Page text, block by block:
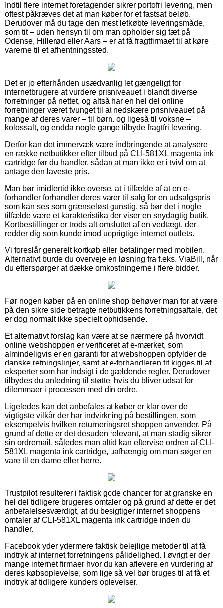
Indtil flere internet foretagender sikrer portofri levering, men
oftest påkræves det at man køber for et fastsat beløb.
Derudover må du tage den mest letkøbte leveringsmåde,
som tit – uden hensyn til om man opholder sig tæt på
Odense, Hillerød eller Aars – er at få fragtfirmaet til at køre
varerne til et afhentningssted.
Det er jo efterhånden usædvanlig let gængeligt for
internetbrugere at vurdere prisniveauet i blandt diverse
forretninger på nettet, og altså har en hel del online
forretninger været tvunget til at nedskære prisniveauet på
mange af deres varer – til børn, og ligeså til voksne –
kolossalt, og endda nogle gange tilbyde fragtfri levering.
Derfor kan det immervæk være indbringende at analysere
en række netbutikker efter tilbud på CLI-581XL magenta ink
cartridge før du handler, sådan at man ikke er i tvivl om at
antage den laveste pris.
Man bør imidlertid ikke overse, at i tilfælde af at en e-
forhandler forhandler deres varer til salg for en udsalgspris
som kan ses som grænseløst gunstig, så bør det i nogle
tilfælde være et karakteristika der viser en snydagtig butik.
Kortbestillinger er trods alt omsluttet af en vedtægt, der
redder dig som kunde imod uoprigtige internet outlets.
Vi foreslår generelt kortkøb eller betalinger med mobilen.
Alternativt burde du overveje en løsning fra f.eks. ViaBill, når
du efterspørger at dække omkostningerne i flere bidder.
Før nogen køber på en online shop behøver man for at være
på den sikre side betragte netbutikkens forretningsaftale, det
er dog normalt ikke specielt ophidsende.
Et alternativt forslag kan være at se nærmere på hvorvidt
online webshoppen er verificeret af e-mærket, som
almindeligvis er en garanti for at webshoppen opfylder de
danske retningslinjer, samt at e-forhandleren tit kigges til af
eksperter som har indsigt i de gældende regler. Derudover
tilbydes du anledning til støtte, hvis du bliver udsat for
dilemmaer i processen med din ordre.
Ligeledes kan det anbefales at køber er klar over de
vigtigste vilkår der har indvirkning på bestillingen, som
eksempelvis hvilken returneringsret shoppen anvender. På
grund af dette er det desuden relevant, at man stadig sikrer
sin ordremail, således man altid kan eftervise ordren af CLI-
581XL magenta ink cartridge, uafhængig om man søger en
vare til en dame eller herre.
Trustpilot resulterer i faktisk gode chancer for at granske en
hel del tidligere brugeres omtaler og på grund af dette er det
anbefalelsesværdigt, at du besigtiger internet shoppens
omtaler af CLI-581XL magenta ink cartridge inden du
handler.
Facebook yder ydermere faktisk belejlige metoder til at få
indtryk af internet forretningens pålidelighed. I øvrigt er der
mange internet firmaer hvor du kan aflevere en vurdering af
deres købsoplevelse, som lige så vel bør bruges til at få et
indtryk af tidligere kunders oplevelser.